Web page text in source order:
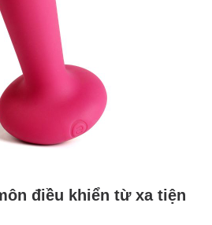
điều khiển từ xa tiện